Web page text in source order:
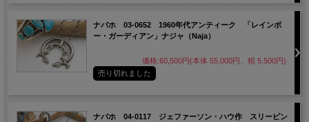
ナバホ 03-0652 1960年代アンティーク 「レインボ
ー・ガーディアン」ナジャ（Naja）
価格:60,500円(本体 55,000円、税 5,500円)
売り切れました
ナバホ 04-0117 ジェファーソン・ハウ作 スリーピン